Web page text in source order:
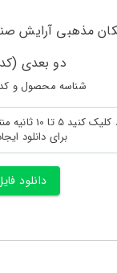
مذهبی آرایش
دو بعدی (کد50556)
شناسه محصول و کد
پس از لود
برای دانلود
دانلود